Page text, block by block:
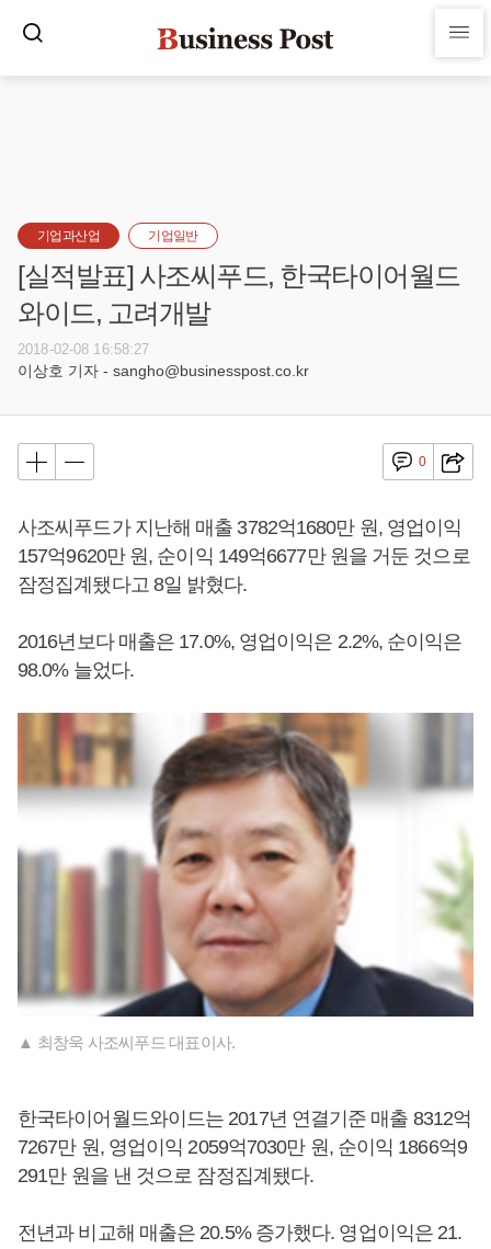
기업과산업 기업일반
[실적발표] 사조씨푸드, 한국타이어월드
와이드, 고려개발
2018-02-08 16:58:27
이상호 기자 - sangho@businesspost.co.kr
0
사조씨푸드가 지난해 매출 3782억1680만 원, 영업이익
157억9620만 원, 순이익 149억6677만 원을 거둔 것으로
잠정집계됐다고 8일 밝혔다.
2016년보다 매출은 17.0%, 영업이익은 2.2%, 순이익은
98.0% 늘었다.
▲ 최창욱 사조씨푸드 대표이사.
한국타이어월드와이드는 2017년 연결기준 매출 8312억
7267만 원, 영업이익 2059억7030만 원, 순이익 1866억9
291만 원을 낸 것으로 잠정집계됐다.
전년과 비교해 매출은 20.5% 증가했다. 영업이익은 21.